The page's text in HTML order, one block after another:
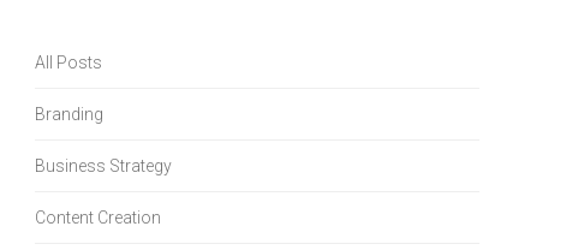
All Posts
Branding
Business Strategy
Content Creation